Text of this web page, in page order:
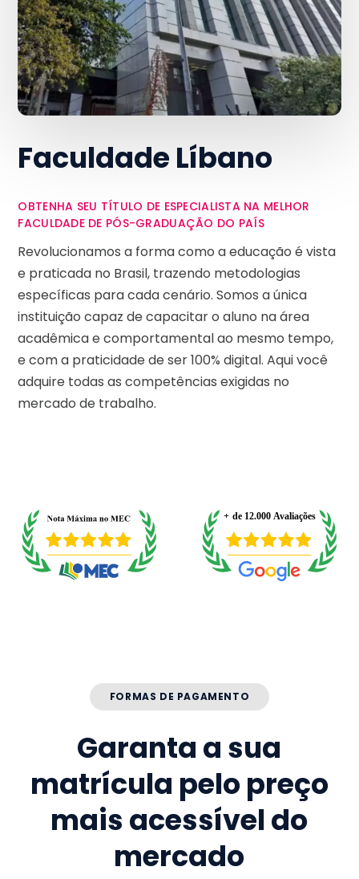
Faculdade Líbano
OBTENHA SEU TÍTULO DE ESPECIALISTA NA MELHOR
FACULDADE DE PÓS-GRADUAÇÃO DO PAÍS
Revolucionamos a forma como a educação é vista
e praticada no Brasil, trazendo metodologias
específicas para cada cenário. Somos a única
instituição capaz de capacitar o aluno na área
acadêmica e comportamental ao mesmo tempo,
e com a praticidade de ser 100% digital. Aqui você
adquire todas as competências exigidas no
mercado de trabalho.
FORMAS DE PAGAMENTO
Garanta a sua
matrícula pelo preço
mais acessível do
mercado